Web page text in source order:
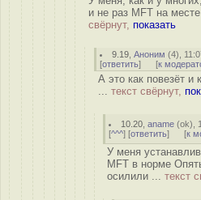
и не раз MFT на
свёрнут, показать
9.19 ,Аноним (4),
[ответить] [к
А это как повезёт и
... текст свёрнут,
10.20 ,aname (ok),
[^^^] [ответить] [к
У меня
MFT в норме
осилили ... текст